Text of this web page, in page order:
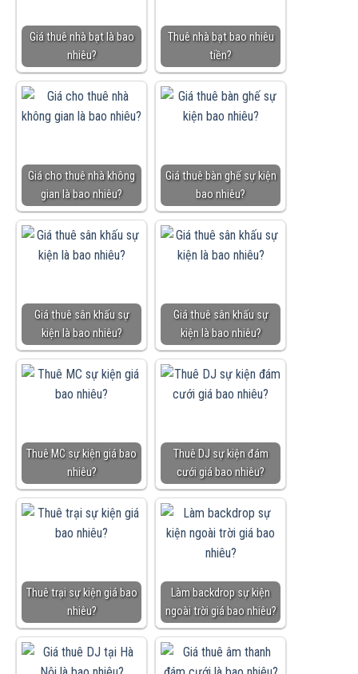
Giá thuê nhà bạt là bao
nhiêu?
Thuê nhà bạt bao nhiêu
tiền?
Giá cho thuê nhà không
gian là bao nhiêu?
Giá thuê bàn ghế sự kiện
bao nhiêu?
Giá thuê sân khấu sự
kiện là bao nhiêu?
Giá thuê sân khấu sự
kiện là bao nhiêu?
Thuê MC sự kiện giá bao
nhiêu?
Thuê DJ sự kiện đám
cưới giá bao nhiêu?
Thuê trại sự kiện giá bao
nhiêu?
Làm backdrop sự kiện
ngoài trời giá bao nhiêu?